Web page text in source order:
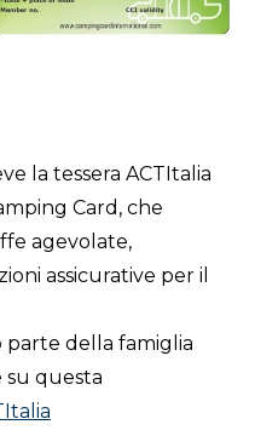
la tessera ACTItalia
Card, che
agevolate,
assicurative per il
parte della famiglia
su questa